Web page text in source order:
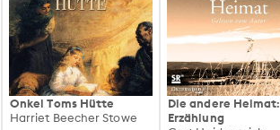
Onkel Toms Hütte
Harriet Beecher Stowe
Die andere Heimat:
Erzählung